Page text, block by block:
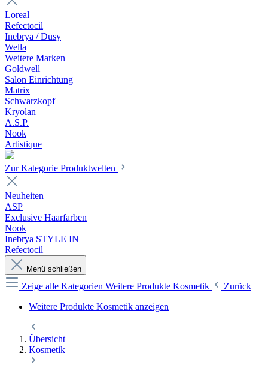
Loreal
Refectocil
Inebrya / Dusy
Wella
Weitere Marken
Goldwell
Salon Einrichtung
Matrix
Schwarzkopf
Kryolan
A.S.P.
Nook
Artistique
Zur Kategorie Produktwelten
Neuheiten
ASP
Exclusive Haarfarben
Nook
Inebrya STYLE IN
Refectocil
Menü schließen
Zeige alle Kategorien Weitere Produkte Kosmetik
Zurück
Weitere Produkte Kosmetik anzeigen
Übersicht
Kosmetik